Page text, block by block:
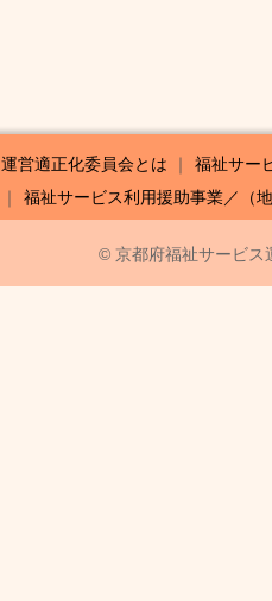
運営適正化委員会とは
福祉サー
福祉サービス利用援助事業／（
© 京都府福祉サービス